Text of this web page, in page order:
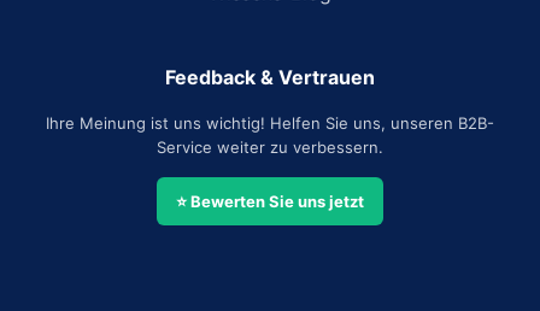
Feedback & Vertrauen
Ihre Meinung ist uns wichtig! Helfen Sie uns, unseren B2B-
Service weiter zu verbessern.
⭐ Bewerten Sie uns jetzt